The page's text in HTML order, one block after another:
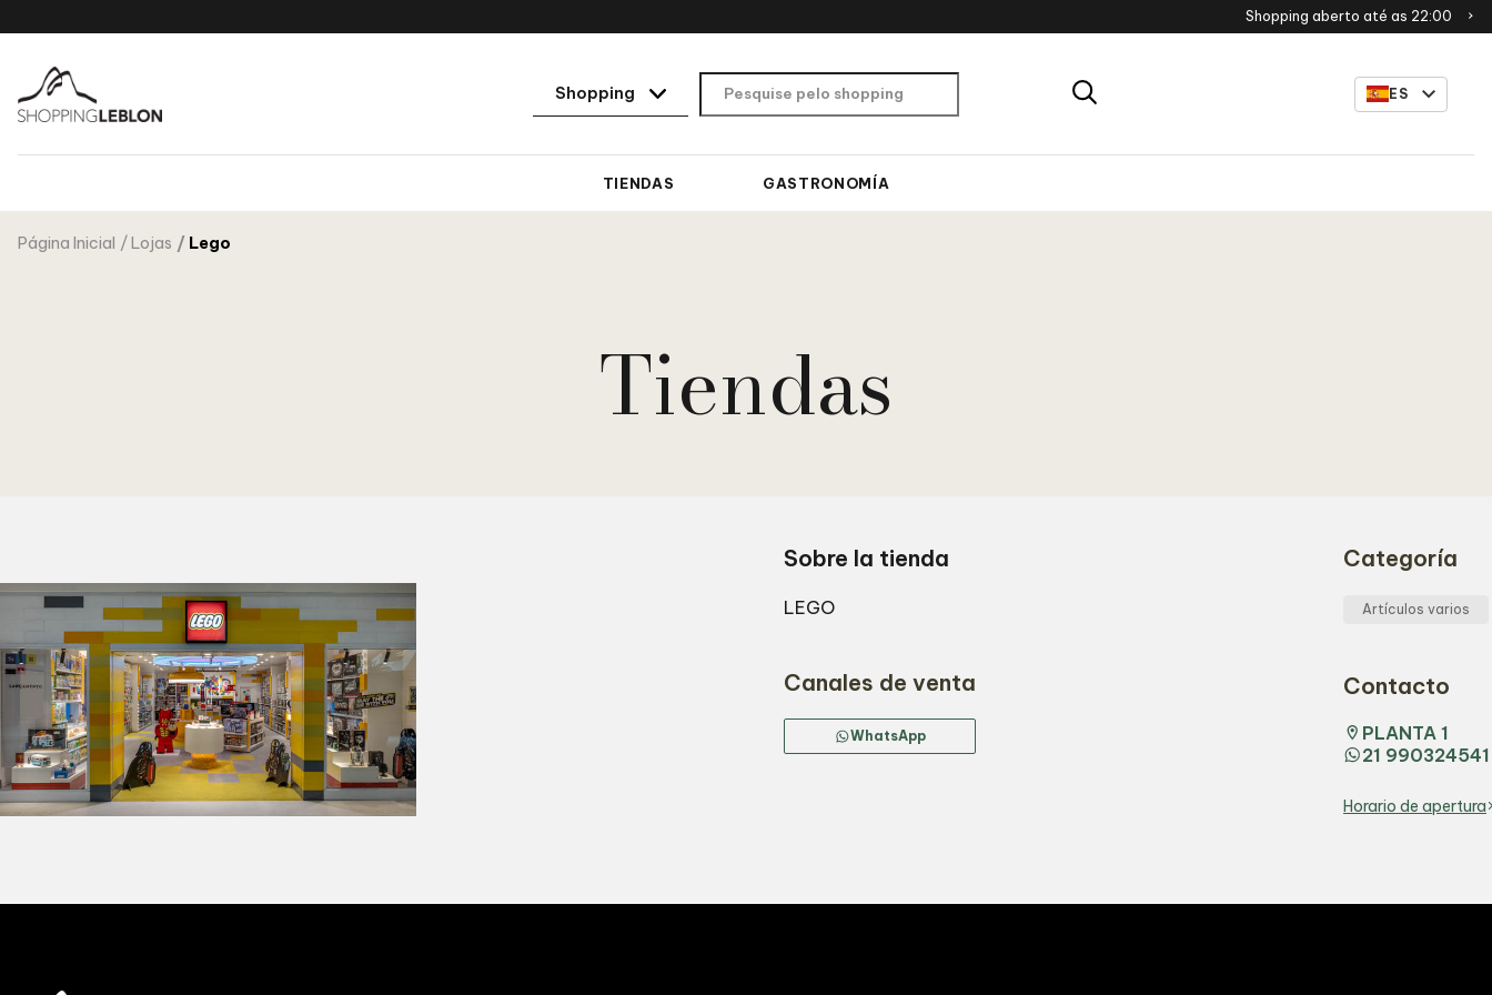
Shopping aberto até as 22:00
ES
TIENDAS GASTRONOMÍA
Página Inicial Lojas Lego
Tiendas
Sobre la tienda
LEGO
Canales de venta
WhatsApp
Categoría
Artículos varios
Contacto
PLANTA 1
21 990324541
Horario de apertura